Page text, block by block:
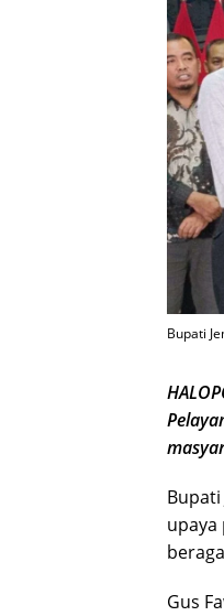
Bupati
upaya
Gus